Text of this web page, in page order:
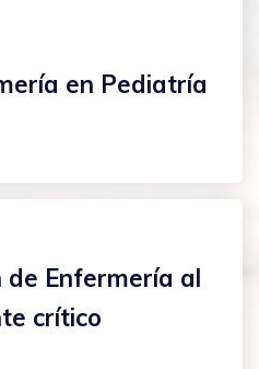
en Pediatría
de Enfermería al
crítico